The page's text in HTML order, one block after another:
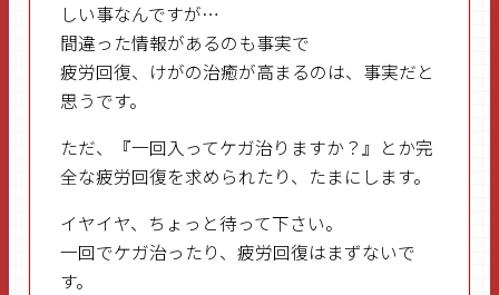
しい事なんですが…
間違った情報があるのも事実で
疲労回復、けがの治癒が高まるのは、事実だと
思うです。
ただ、『一回入ってケガ治りますか？』とか完
全な疲労回復を求められたり、たまにします。
イヤイヤ、ちょっと待って下さい。
一回でケガ治ったり、疲労回復はまずないで
す。